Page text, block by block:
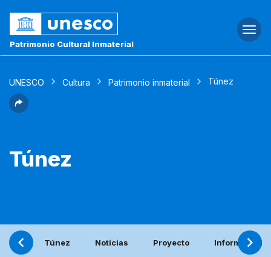
Patrimonio Cultural Inmaterial
UNESCO Cultura Patrimonio inmaterial Túnez
Túnez
Túnez Noticias Proyecto Informe